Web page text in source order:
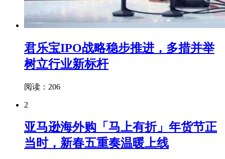
君乐宝IPO战略稳步推进，多措并举
树立行业新标杆
阅读：206
2
亚马逊海外购「马上有折」年货节正
当时，新春五重奏温暖上线